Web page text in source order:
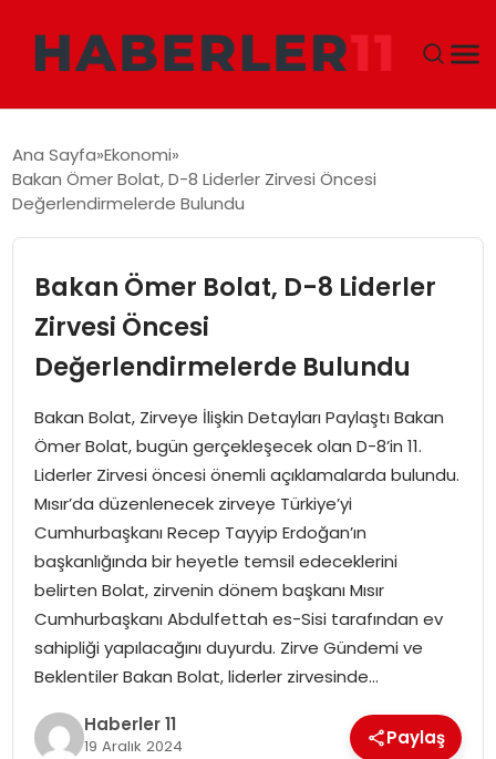
DÜNYA
TEKNOLOJI
EĞITIM
MAGAZIN
SPOR
YAŞAM
Ana Sayfa Ekonomi
Bakan Ömer Bolat, D-8 Liderler Zirvesi Öncesi
Değerlendirmelerde Bulundu
Bakan Ömer Bolat, D-8 Liderler
Zirvesi Öncesi
Değerlendirmelerde Bulundu
Bakan Bolat, Zirveye İlişkin Detayları Paylaştı Bakan
Ömer Bolat, bugün gerçekleşecek olan D-8’in 11.
Liderler Zirvesi öncesi önemli açıklamalarda bulundu.
Mısır’da düzenlenecek zirveye Türkiye’yi
Cumhurbaşkanı Recep Tayyip Erdoğan’ın
başkanlığında bir heyetle temsil edeceklerini
belirten Bolat, zirvenin dönem başkanı Mısır
Cumhurbaşkanı Abdulfettah es-Sisi tarafından ev
sahipliği yapılacağını duyurdu. Zirve Gündemi ve
Beklentiler Bakan Bolat, liderler zirvesinde…
Haberler 11
19 Aralık 2024 Paylaş